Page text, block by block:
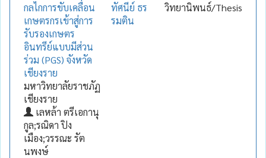
กลไกการขับเคลื่อน
เกษตรกรเข้าสู่การ
รับรองเกษตร
อินทรีย์แบบมีส่วน
ร่วม (PGS) จังหวัด
เชียงราย
มหาวิทยาลัยราชภัฏ
เชียงราย
เลหล้า ตรีเอกานุ
กูล;รณิดา ปิง
เมือง;วรรณะ รัต
นพงษ์
ทัศนีย์ ธร
รมติน
วิทยานิพนธ์/Thesis